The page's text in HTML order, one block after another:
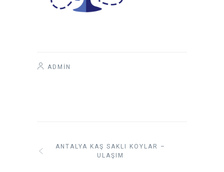
ADMIN
ANTALYA KAŞ SAKLI KOYLAR –
ULAŞIM